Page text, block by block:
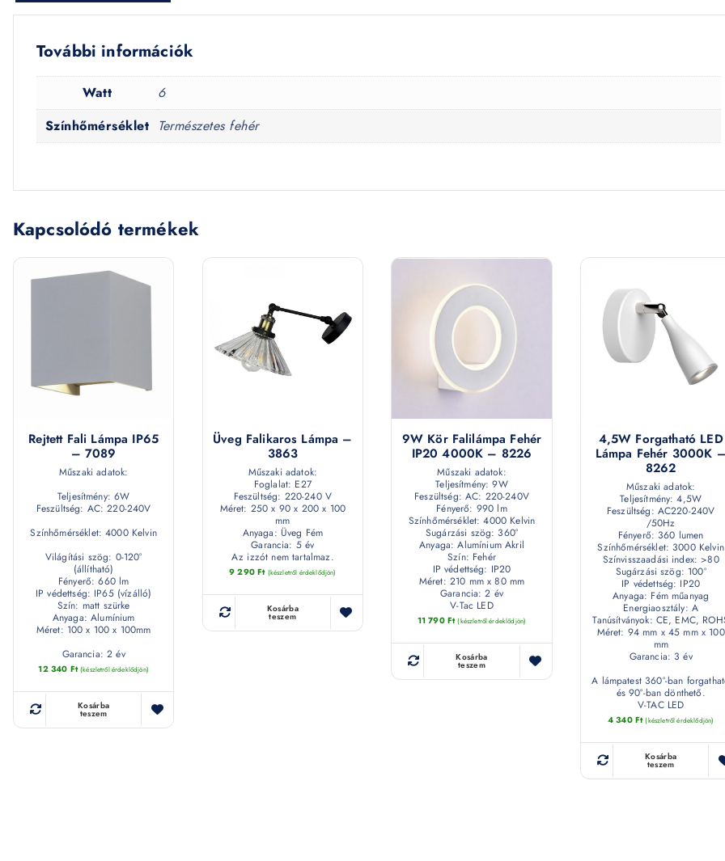
További információk
Watt
6
Színhőmérséklet Természetes fehér
Kapcsolódó termékek
Rejtett Fali Lámpa IP65
– 7089
Műszaki adatok:
Teljesítmény: 6W
Feszültség: AC: 220-240V
Színhőmérséklet: 4000 Kelvin
Világítási szög: 0-120°
(állítható)
Fényerő: 660 lm
IP védettség: IP65 (vízálló)
Szín: matt szürke
Anyaga: Alumínium
Méret: 100 x 100 x 100mm
Garancia: 2 év
12 340 Ft (készletről érdeklődjön)
Kosárba
teszem
Üveg Falikaros Lámpa –
3863
Műszaki adatok:
Foglalat: E27
Feszültség: 220-240 V
Méret: 250 x 90 x 200 x 100
mm
Anyaga: Üveg Fém
Garancia: 5 év
Az izzót nem tartalmaz.
9 290Ft (készletről érdeklődjön)
Kosárba
teszem
9W Kör Falilámpa Fehér
IP20 4000K – 8226
Műszaki adatok:
Teljesítmény: 9W
Feszültség: AC: 220-240V
Fényerő: 990 lm
Színhőmérséklet: 4000 Kelvin
Sugárzási szög: 360°
Anyaga: Alumínium Akril
Szín: Fehér
IP védettség: IP20
Méret: 210 mm x 80 mm
Garancia: 2 év
V-Tac LED
11 790 Ft (készletről érdeklődjön)
Kosárba
teszem
4,5W Forgatható LED
Lámpa Fehér 3000K –
8262
Műszaki adatok:
Teljesítmény: 4,5W
Feszültség: AC220-240V
/50Hz
Fényerő: 360 lumen
Színhőmérséklet: 3000 Kelvin
Színvisszaadási index: >80
Sugárzási szög: 100°
IP védettség: IP20
Anyaga: Fém műanyag
Energiaosztály: A
Tanúsítványok: CE, EMC,
Méret: 94 mm x 45 mm x 100
mm
Garancia: 3 év
A lámpatest 360°-ban
és 90°-ban dönthető.
V-TAC LED
4 340 Ft (készletről érdeklődjön)
Kosárba
teszem